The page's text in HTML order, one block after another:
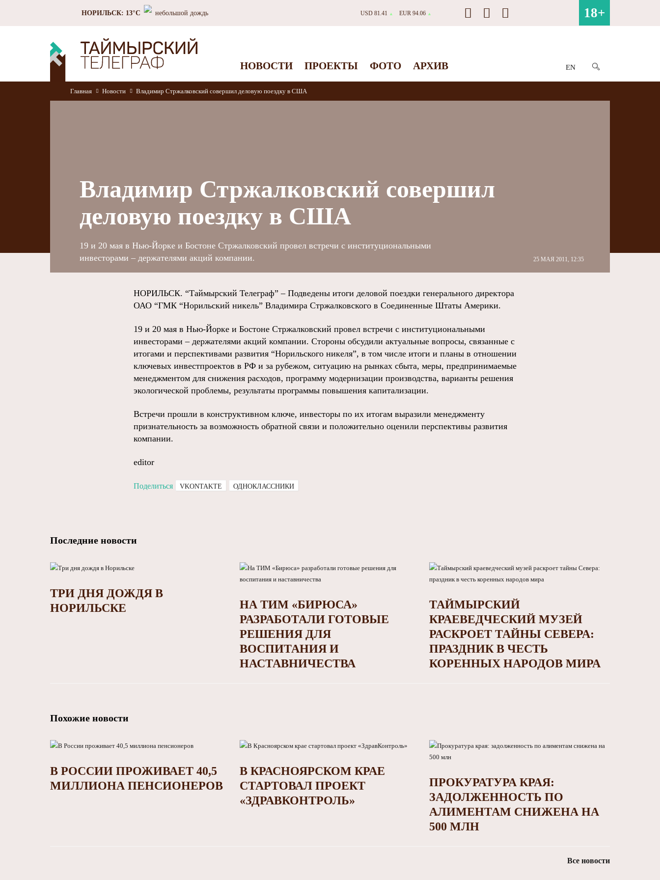
НОРИЛЬСК: 13°C небольшой дождь USD 81.41 ▲ EUR 94.06 ▲ 18+
НОВОСТИ ПРОЕКТЫ ФОТО АРХИВ EN
Главная Новости Владимир Стржалковский совершил деловую поездку в США
Владимир Стржалковский совершил
деловую поездку в США
25 МАЯ 2011, 12:35
19 и 20 мая в Нью-Йорке и Бостоне Стржалковский провел встречи с институциональными
инвесторами – держателями акций компании.
НОРИЛЬСК. “Таймырский Телеграф” – Подведены итоги деловой поездки генерального директора
ОАО “ГМК “Норильский никель” Владимира Стржалковского в Соединенные Штаты Америки.
19 и 20 мая в Нью-Йорке и Бостоне Стржалковский провел встречи с институциональными
инвесторами – держателями акций компании. Стороны обсудили актуальные вопросы, связанные с
итогами и перспективами развития “Норильского никеля”, в том числе итоги и планы в отношении
ключевых инвестпроектов в РФ и за рубежом, ситуацию на рынках сбыта, меры, предпринимаемые
менеджментом для снижения расходов, программу модернизации производства, варианты решения
экологической проблемы, результаты программы повышения капитализации.
Встречи прошли в конструктивном ключе, инвесторы по их итогам выразили менеджменту
признательность за возможность обратной связи и положительно оценили перспективы развития
компании.
editor
Поделиться VKONTAKTE ОДНОКЛАССНИКИ
Последние новости
ТРИ ДНЯ ДОЖДЯ В
НОРИЛЬСКЕ
НА ТИМ «БИРЮСА»
РАЗРАБОТАЛИ ГОТОВЫЕ
РЕШЕНИЯ ДЛЯ
ВОСПИТАНИЯ И
НАСТАВНИЧЕСТВА
ТАЙМЫРСКИЙ
КРАЕВЕДЧЕСКИЙ МУЗЕЙ
РАСКРОЕТ ТАЙНЫ СЕВЕРА:
ПРАЗДНИК В ЧЕСТЬ
КОРЕННЫХ НАРОДОВ МИРА
Похожие новости
В РОССИИ ПРОЖИВАЕТ 40,5
МИЛЛИОНА ПЕНСИОНЕРОВ
В КРАСНОЯРСКОМ КРАЕ
СТАРТОВАЛ ПРОЕКТ
«ЗДРАВКОНТРОЛЬ»
ПРОКУРАТУРА КРАЯ:
ЗАДОЛЖЕННОСТЬ ПО
АЛИМЕНТАМ СНИЖЕНА НА
500 МЛН
Все новости